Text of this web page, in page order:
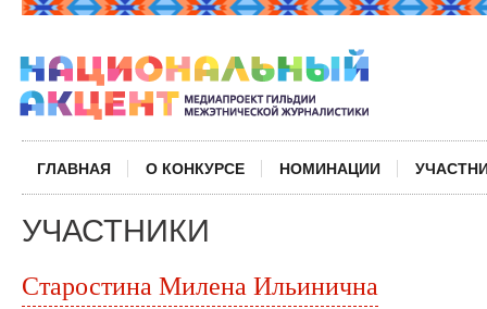
ГЛАВНАЯ О КОНКУРСЕ НОМИНАЦИИ
УЧАСТНИКИ
Старостина Милена Ильинична